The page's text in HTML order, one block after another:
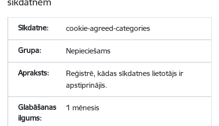
cookie-agreed-categories
Nepieciešams
Reģistrē, kādas sīkdatnes lietotājs ir
apstiprinājis.
1 mēnesis